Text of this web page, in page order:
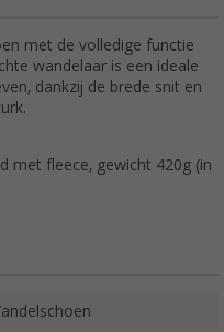
met de volledige functie
wandelaar is een ideale
dankzij de brede snit en
met fleece, gewicht 420g (in